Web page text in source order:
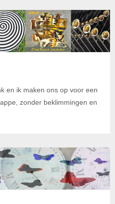
en ik maken ons op voor een
zonder beklimmingen en